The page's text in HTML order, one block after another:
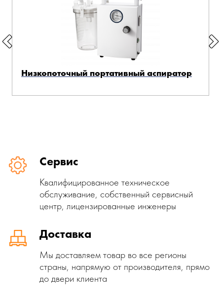
Низкопоточный портативный аспиратор
Сервис
Квалифицированное техническое
обслуживание, собственный сервисный
центр, лицензированные инженеры
Доставка
Мы доставляем товар во все регионы
страны, напрямую от производителя, прямо
до двери клиента